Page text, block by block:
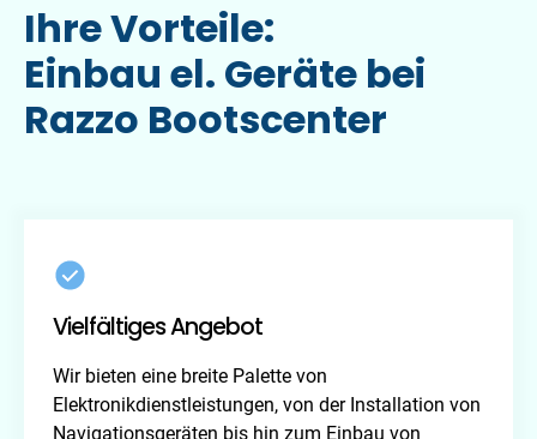
Ihre Vorteile:
Einbau el. Geräte bei
Razzo Bootscenter
Vielfältiges Angebot
Wir bieten eine breite Palette von
Elektronikdienstleistungen, von der Installation von
Navigationsgeräten bis hin zum Einbau von